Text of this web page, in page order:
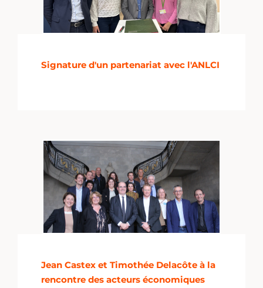
Signature d'un partenariat avec l'ANLCI
Jean Castex et Timothée Delacôte à la
rencontre des acteurs économiques